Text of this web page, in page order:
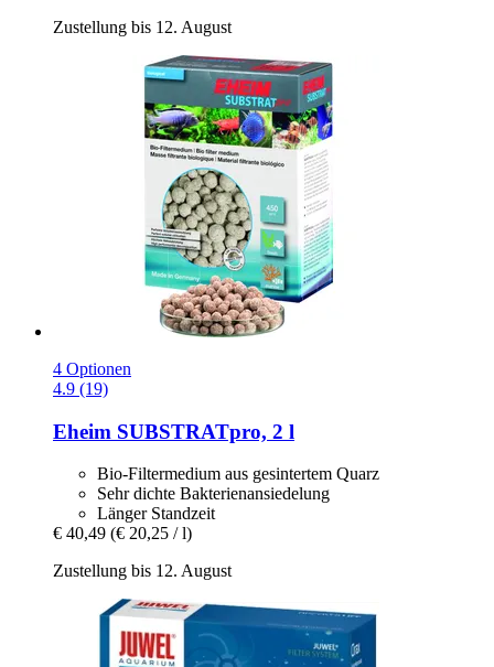
Zustellung bis 12. August
4 Optionen
4.9 (19)
Eheim SUBSTRATpro, 2 l
Bio-Filtermedium aus gesintertem Quarz
Sehr dichte Bakterienansiedelung
Länger Standzeit
€ 40,49 (€ 20,25 / l)
Zustellung bis 12. August